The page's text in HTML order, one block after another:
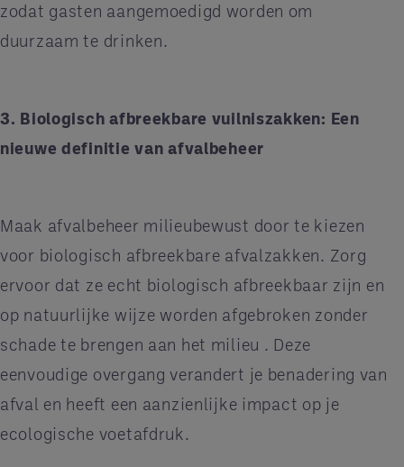
zodat gasten aangemoedigd worden om
duurzaam te drinken.
3. Biologisch afbreekbare vuilniszakken: Een
nieuwe definitie van afvalbeheer
Maak afvalbeheer milieubewust door te kiezen
voor biologisch afbreekbare afvalzakken. Zorg
ervoor dat ze echt biologisch afbreekbaar zijn en
op natuurlijke wijze worden afgebroken zonder
schade te brengen aan het milieu . Deze
eenvoudige overgang verandert je benadering van
afval en heeft een aanzienlijke impact op je
ecologische voetafdruk.